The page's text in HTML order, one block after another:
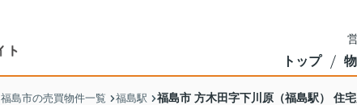
トップ
福島市の売買物件一覧 福島駅 福島市 方木田字下川原（福島駅） 住